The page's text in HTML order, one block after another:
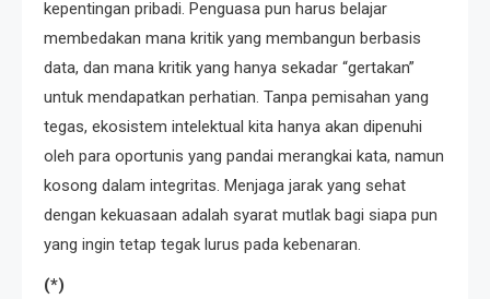
kepentingan pribadi. Penguasa pun harus belajar
membedakan mana kritik yang membangun berbasis
data, dan mana kritik yang hanya sekadar “gertakan”
untuk mendapatkan perhatian. Tanpa pemisahan yang
tegas, ekosistem intelektual kita hanya akan dipenuhi
oleh para oportunis yang pandai merangkai kata, namun
kosong dalam integritas. Menjaga jarak yang sehat
dengan kekuasaan adalah syarat mutlak bagi siapa pun
yang ingin tetap tegak lurus pada kebenaran.
(*)